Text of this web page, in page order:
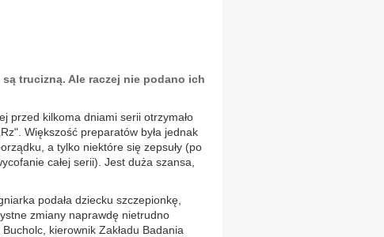
trucizną. Ale raczej nie podano ich
przed kilkoma dniami serii otrzymało
Większość preparatów była jednak
a tylko niektóre się zepsuły (po
całej serii). Jest duża szansa,
podała dziecku szczepionkę,
zmiany naprawdę nietrudno
kierownik Zakładu Badania